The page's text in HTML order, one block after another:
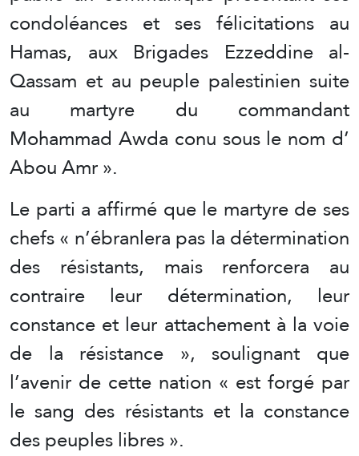
condoléances et ses félicitations au
Hamas, aux Brigades Ezzeddine al-
Qassam et au peuple palestinien suite
au martyre du commandant
Mohammad Awda conu sous le nom d’
Abou Amr ».
Le parti a affirmé que le martyre de ses
chefs « n’ébranlera pas la détermination
des résistants, mais renforcera au
contraire leur détermination, leur
constance et leur attachement à la voie
de la résistance », soulignant que
l’avenir de cette nation « est forgé par
le sang des résistants et la constance
des peuples libres ».